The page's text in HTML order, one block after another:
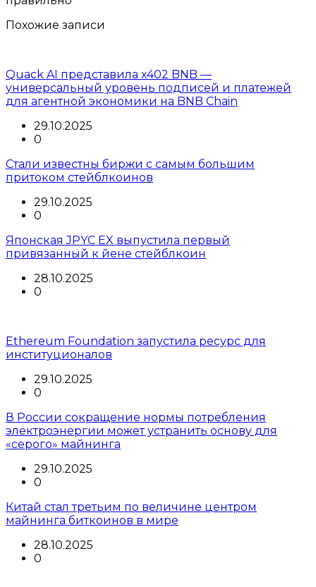
Похожие записи
Quack AI представила x402 BNB —
универсальный уровень подписей и платежей
для агентной экономики на BNB Chain
29.10.2025
0
Стали известны биржи с самым большим
притоком стейблкоинов
29.10.2025
0
Японская JPYC EX выпустила первый
привязанный к йене стейблкоин
28.10.2025
0
Ethereum Foundation запустила ресурс для
институционалов
29.10.2025
0
В России сокращение нормы потребления
электроэнергии может устранить основу для
«серого» майнинга
29.10.2025
0
Китай стал третьим по величине центром
майнинга биткоинов в мире
28.10.2025
0